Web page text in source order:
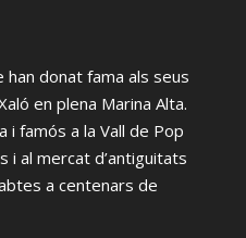
donat fama als seus
en plena Marina Alta.
i famós a la Vall de Pop
i al mercat d’antiguitats
a centenars de